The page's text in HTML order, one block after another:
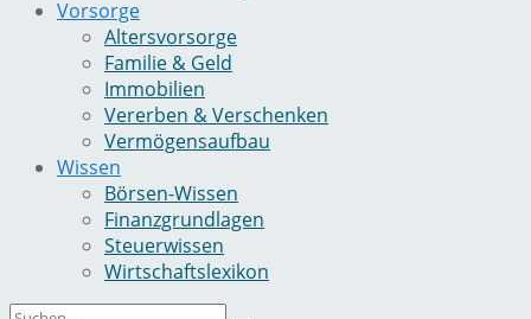
Vorsorge
Altersvorsorge
Familie & Geld
Immobilien
Vererben & Verschenken
Vermögensaufbau
Wissen
Börsen-Wissen
Finanzgrundlagen
Steuerwissen
Wirtschaftslexikon